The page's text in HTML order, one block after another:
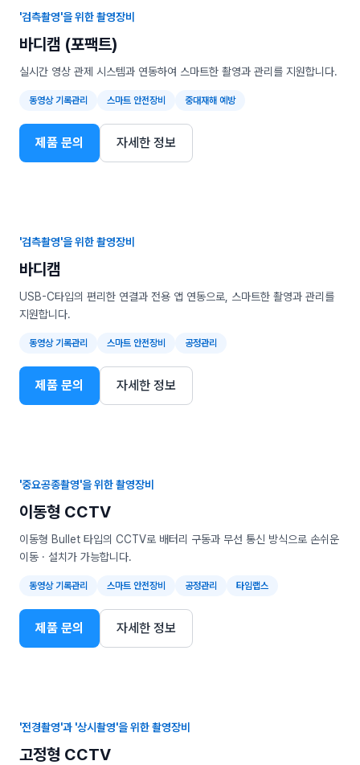
'검측촬영'을 위한 촬영장비
바디캠 (포팩트)
실시간 영상 관제 시스템과 연동하여 스마트한 촬영과 관리를 지원합니다.
동영상 기록관리 스마트 안전장비 중대재해 예방
제품 문의 자세한 정보
'검측촬영'을 위한 촬영장비
바디캠
USB-C타입의 편리한 연결과 전용 앱 연동으로, 스마트한 촬영과 관리를
지원합니다.
동영상 기록관리 스마트 안전장비 공정관리
제품 문의 자세한 정보
'중요공종촬영'을 위한 촬영장비
이동형 CCTV
이동형 Bullet 타입의 CCTV로 배터리 구동과 무선 통신 방식으로 손쉬운
이동 · 설치가 가능합니다.
동영상 기록관리 스마트 안전장비 공정관리 타임랩스
제품 문의 자세한 정보
'전경촬영'과 '상시촬영'을 위한 촬영장비
고정형 CCTV